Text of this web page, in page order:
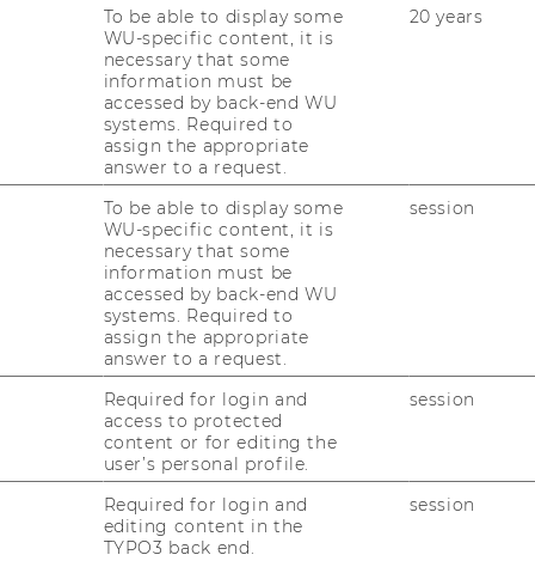
Par­la­ments und des Rates
bar­rie­re­frei­en Zu­gang zu den Web­sites
Stel­len (
ABl. L 327 vom
zu ma­chen.
gilt für die Web­site
www.wu.ac.at
mit den An­
Pro­zess hat sich die Wirt­
ge­setzt, In­hal­te, Auf­bau und Struk­tur
2021 der­art zu ge­stal­ten, dass eine Zer­ti­
kann.
Aus­tria ist das erste und ein­zi­ge Qua­li­
im Web nach den in­ter­na­tio­
hin er­kenn­bar zu ma­chen.
To be able to display some
WU-specific content, it is
necessary that some
information must be
accessed by back-end WU
systems. Required to
assign the appropriate
answer to a request.
20 years
To be able to display some
WU-specific content, it is
necessary that some
information must be
accessed by back-end WU
systems. Required to
assign the appropriate
answer to a request.
session
Required for login and
access to protected
content or for editing the
user’s personal profile.
session
Required for login and
editing content in the
TYPO3 back end.
session